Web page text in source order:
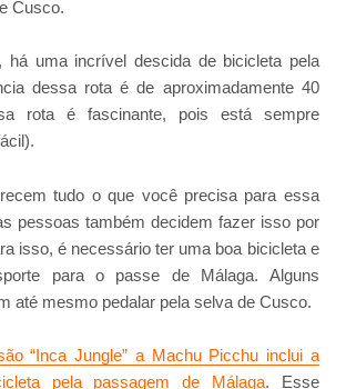
Cusco.
há uma incrível descida de bicicleta pela
dessa rota é de aproximadamente 40
rota é fascinante, pois está sempre
tudo o que você precisa para essa
pessoas também decidem fazer isso por
isso, é necessário ter uma boa bicicleta e
para o passe de Málaga. Alguns
até mesmo pedalar pela selva de Cusco.
“Inca Jungle” a Machu Picchu inclui a
pela passagem de Málaga. Esse